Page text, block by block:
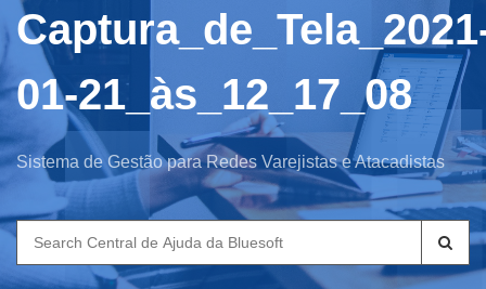
01-21_às_12_17_08
Sistema de Gestão para Redes Varejistas e Atacadistas
Search
for: